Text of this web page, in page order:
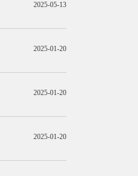
2025-05-13
2025-01-20
2025-01-20
2025-01-20